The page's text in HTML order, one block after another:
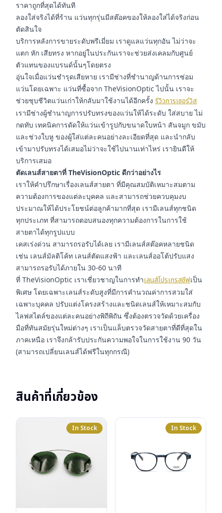
ราคาถูกที่สุดได้ทันที
ลองใส่จริงได้ที่ร้าน แว่นทุกรุ่นมีสต๊อคของให้ลองใส่ได้จริงก่อน
ตัดสินใจ
บริการหลังการขายระดับพรีเมี่ยม เราดูแลแว่นทุกอัน ไม่ว่าจะ
แตก หัก เสียทรง หากอยู่ในประกันเราจะช่วยส่งเคลมกับศูนย์
ตัวแทนของแบรนด์นั้นๆโดยตรง
อุ่นใจเมื่อแว่นชำรุดเสียหาย เรามีช่างที่ชำนาญด้านการซ่อม
แว่นโดยเฉพาะ แว่นที่ซื้อจาก TheVisionOptic ไปนั้น เราจะ
ช่วยชุบชีวิตแว่นเก่าให้กลับมาใช้งานได้อีกครั้ง รีวิวการเซอร์วิส
เรามีช่างผู้ชำนาญการปรับทรงของแว่นให้ได้ระดับ ใส่สบาย ไม่
กดทับ เทคนิคการดัดให้แว่นเข้ารูปกับขนาดใบหน้า สันจมูก ขมับ
และช่วงใบหู ของผู้ใส่แต่ละคนอย่างละเอียดที่สุด และนำกลับ
เข้ามาปรับทรงได้เสมอไม่ว่าจะใช้ไปนานเท่าไหร่ เรายินดีให้
บริการเสมอ
ตัดเลนส์สายตาที่ TheVisionOptic ดีกว่าอย่างไร
เราให้คำปรึกษาเรื่องเลนส์สายตา ที่มีคุณสมบัติเหมาะสมตาม
ความต้องการของแต่ละบุคคล และสามารถช่วยควบคุมงบ
ประมาณให้ได้ประโยชน์ต่อลูกค้ามากที่สุด เรามีเลนส์ทุกชนิด
ทุกประเภท ที่สามารถตอบสนองทุกความต้องการในการใช้
สายตาได้ทุกรูปแบบ
เคสเร่งด่วน สามารถรอรับได้เลย เรามีเลนส์สต๊อคหลายชนิด
เช่น เลนส์มัลติโค้ท เลนส์ตัดแสงฟ้า และเลนส์ออโต้ปรับแสง
สามารถรอรับได้ภายใน 30-60 นาที
ที่ TheVisionOptic เราเชี่ยวชาญในการทำเลนส์โปรเกรสซีฟเป็น
พิเศษ โดยเฉพาะเลนส์ระดับสูงที่มีการคำนวณค่าการสวมใส่
เฉพาะบุคคล ปรับแต่งโครงสร้างและชนิดเลนส์ให้เหมาะสมกับ
ไลฟสไตล์ของแต่ละคนอย่างพิถีพิถัน ซึ่งต้องตรวจวัดด้วยเครื่อง
มือที่ทันสมัยรุ่นใหม่ต่างๆ เราเป็นแล็บตรวจวัดสายตาที่ดีที่สุดใน
ภาคเหนือ เราจึงกล้ารับประกันความพอใจในการใช้งาน 90 วัน
(สามารถเปลี่ยนเลนส์ได้ฟรีในทุกกรณี)
สินค้าที่เกี่ยวข้อง
In Stock In Stock